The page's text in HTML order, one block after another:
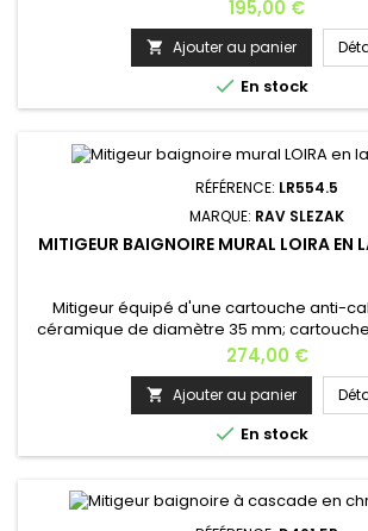
laiton ou laiton doré Le siphon est proposé
même collection, vous trouverez aussi
lavabo, bidet et WC, baignoire,
Prix
195,00 €
 Ajouter au panier
 En stock
RÉFÉRENCE: LR554.5
MARQUE: RAV SLEZAK
MITIGEUR BAIGNOIRE MURAL LOIRA EN
Mitigeur équipé d'une cartouche anti-
céramique de diamètre 35 mm;
aérateur en caoutchouc qui
calcaire.Matière: laiton Finition:
mmCartouche: KA3502, 35mmHauteur: ≈
≈16 cmLongueur: ≈27,1 cmPoids: 4
laiton chromé et laiton doré,
Prix
274,00 €
 Ajouter au panier
 En stock